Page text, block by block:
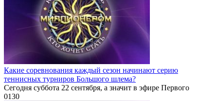
Какие соревнования каждый сезон начинают серию
теннисных турниров Большого шлема?
Сегодня суббота 22 сентября, а значит в эфире Первого
0130